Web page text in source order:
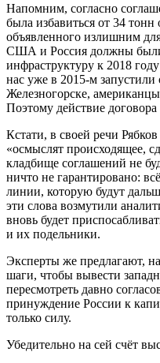
Напомним, согласно
была избавиться от 34
объявленного излишним
США и Россия должны
инфраструктуру к 2018
нас уже в 2015-м запустили
Железногорске,
Поэтому действие
Кстати, в своей речи
«осмыслят происходящее,
кладбище соглашений не
ничто не гарантировано:
линии, которую будут
эти слова возмутили
вновь будет
и их подельники.
Эксперты же предлагают,
шаги, чтобы вывести
пересмотреть давно
принуждение России к
только силу.
Убедительно на сей счёт